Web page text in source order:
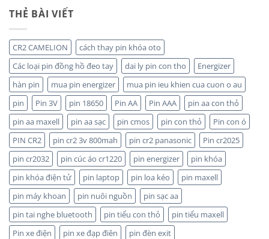
HÀ
NỘI
&
TP.HCM:
UY
TÍN,
CHIẾT
KHẤU
CAO,
HÀNG
CHÍNH
HÃNG
các
hãng:
Energizer,
Panasonic
và
Maxell:
Pin
nào
bền
hơn?
THẺ BÀI VIẾT
CR2 CAMELION
cách thay pin khóa oto
Các loại pin đồng hồ đeo tay
dai ly pin con tho
Energizer
hàn pin
mua pin energizer
mua pin ieu khien cua cuon o au
pin
Pin 3V pin 18650 Pin AA Pin AAA
pin aa con thỏ
pin aa maxell
pin aa sạc pin cmos pin con thỏ
Pin con ó
PIN CR2
pin cr2 3v 800mah pin cr2 panasonic
Pin cr2025
pin cr2032
pin cúc áo cr1220 pin energizer
pin khóa
pin khóa điện tử
pin laptop pin loa kéo
pin maxell
pin máy khoan
pin nuôi nguồn
pin sạc aa
pin tai nghe bluetooth
pin tiểu con thỏ
pin tiểu maxell
Pin xe điện
pin xe đạp điên
pin đèn exit